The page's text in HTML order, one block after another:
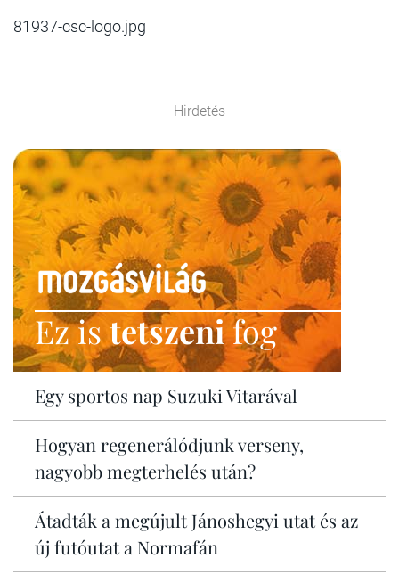
81937-csc-logo.jpg
Hirdetés
Ez istetszenifog
Egy sportos nap Suzuki Vitarával
Hogyan regenerálódjunk verseny,
nagyobb megterhelés után?
Átadták a megújult Jánoshegyi utat és az
új futóutat a Normafán